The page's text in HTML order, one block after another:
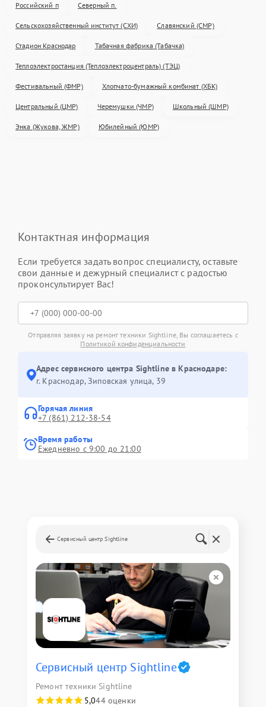
Российский п Северный п.
Сельскохозяйственный институт (СХИ) Славянский (СМР)
Стадион Краснодар Табачная фабрика (Табачка)
Теплоэлектростанция (Теплоэлектроцентраль) (ТЭЦ)
Фестивальный (ФМР) Хлопчато-бумажный комбинат (ХБК)
Центральный (ЦМР) Черемушки (ЧМР) Школьный (ШМР)
Энка (Жукова, ЖМР) Юбилейный (ЮМР)
Контактная информация
Если требуется задать вопрос специалисту, оставьте
свои данные и дежурный специалист с радостью
проконсультирует Вас!
Отправляя заявку на ремонт техники Sightline, Вы соглашаетесь с
Политикой конфиденциальности
Адрес сервисного центра Sightline в Краснодаре:
г. Краснодар, Зиповская улица, 39
Горячая линия
+7 (861) 212-38-54
Время работы
Ежедневно с 9:00 до 21:00
Сервисный центр Sightline
Сервисный центр Sightline
Ремонт техники Sightline
5,044 оценки